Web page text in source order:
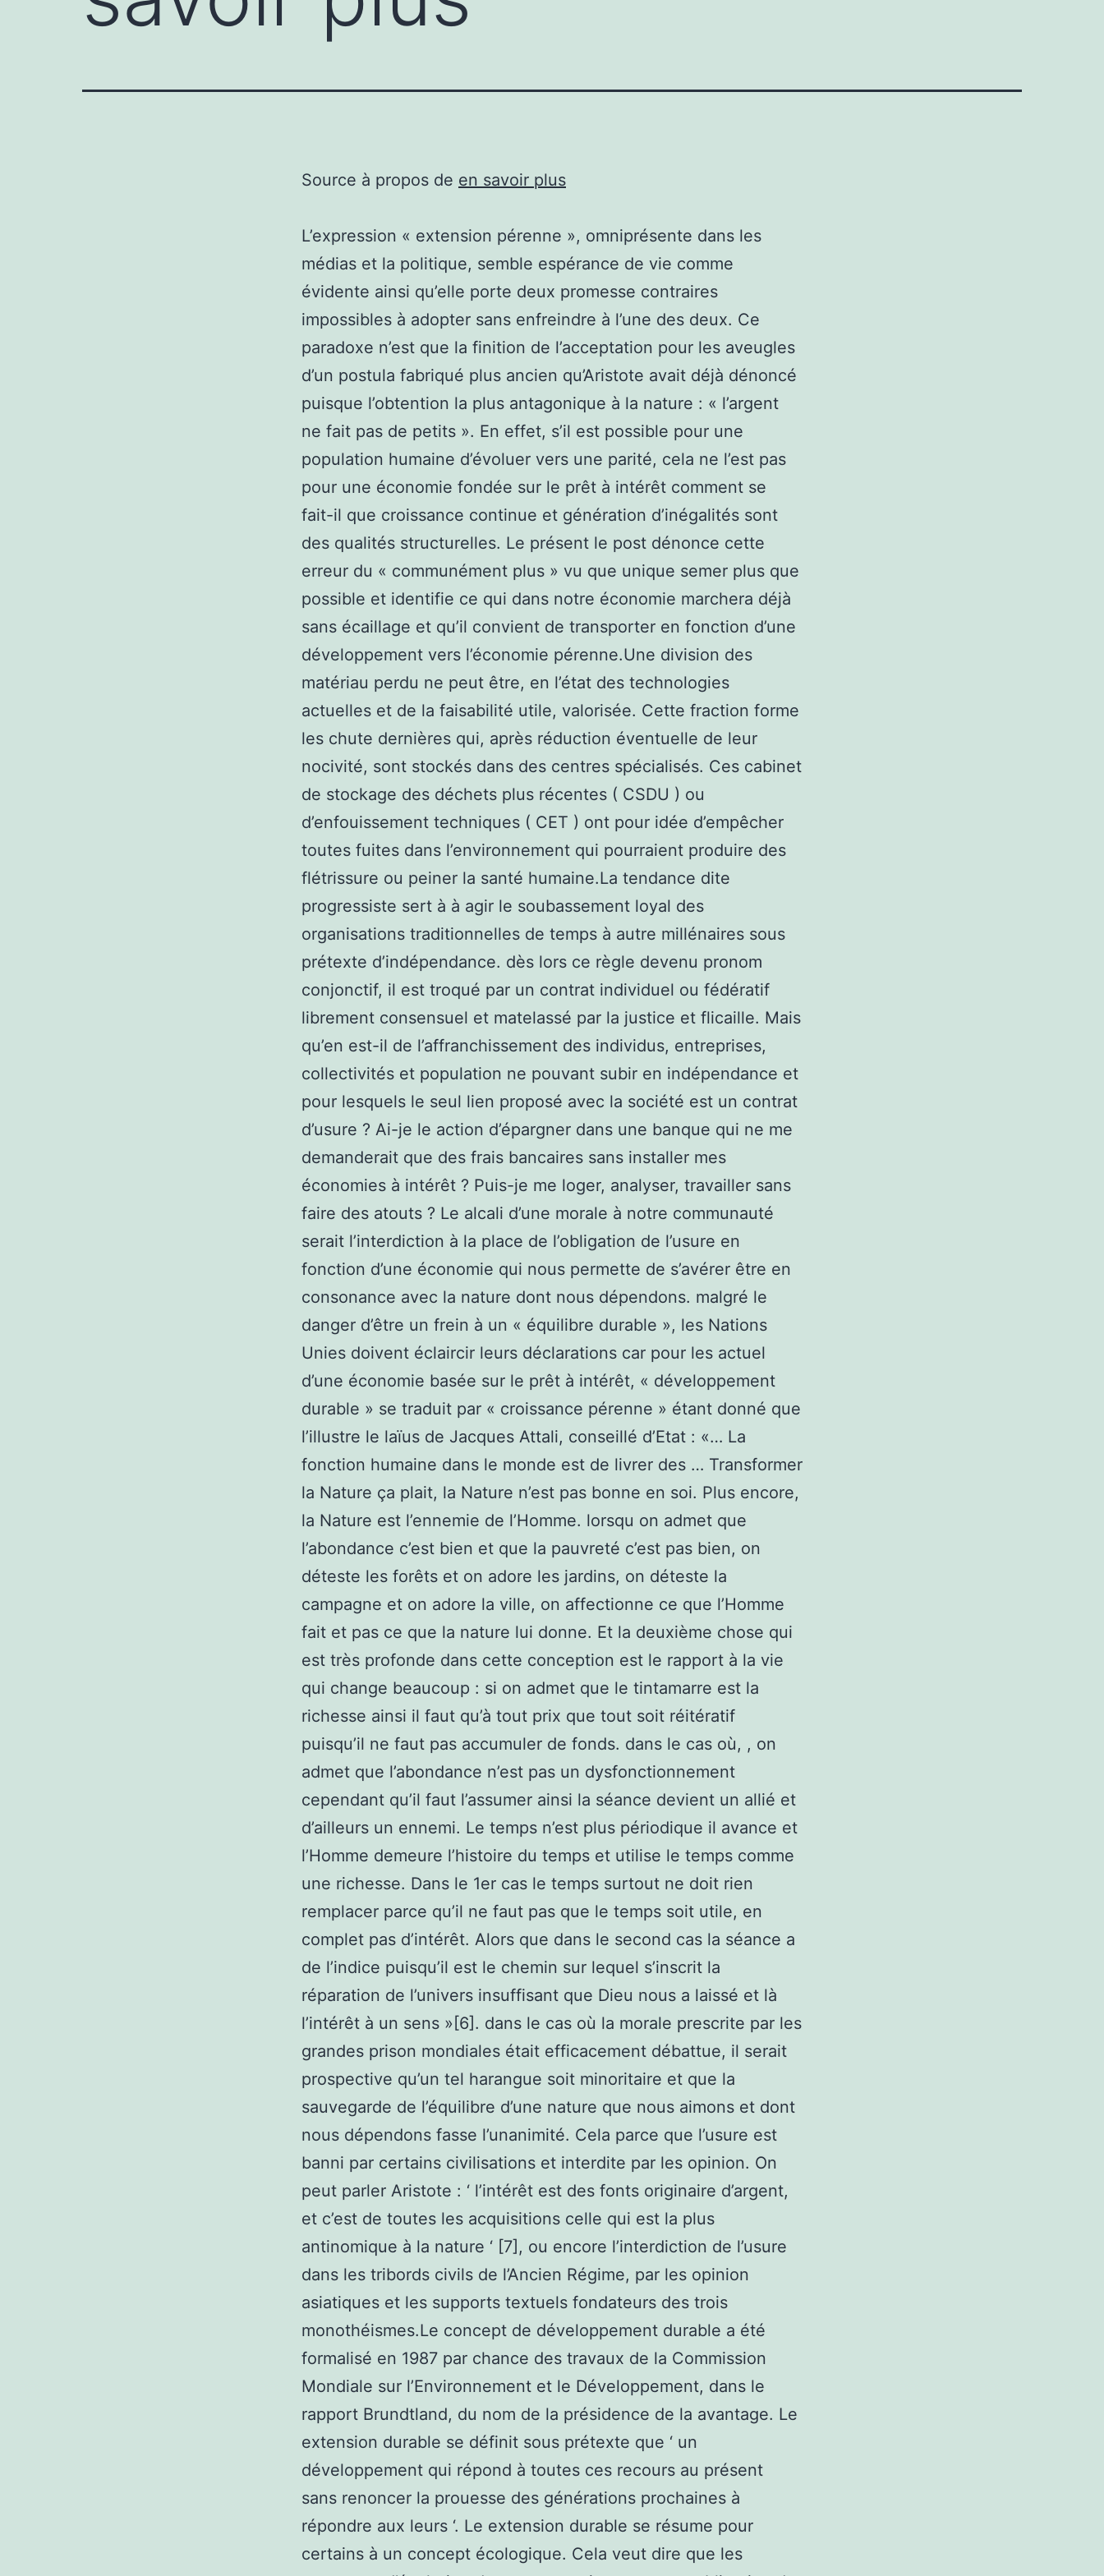
Source à propos de en savoir plus
L’expression « extension pérenne », omniprésente dans les
médias et la politique, semble espérance de vie comme
évidente ainsi qu’elle porte deux promesse contraires
impossibles à adopter sans enfreindre à l’une des deux. Ce
paradoxe n’est que la finition de l’acceptation pour les aveugles
d’un postula fabriqué plus ancien qu’Aristote avait déjà dénoncé
puisque l’obtention la plus antagonique à la nature : « l’argent
ne fait pas de petits ». En effet, s’il est possible pour une
population humaine d’évoluer vers une parité, cela ne l’est pas
pour une économie fondée sur le prêt à intérêt comment se
fait-il que croissance continue et génération d’inégalités sont
des qualités structurelles. Le présent le post dénonce cette
erreur du « communément plus » vu que unique semer plus que
possible et identifie ce qui dans notre économie marchera déjà
sans écaillage et qu’il convient de transporter en fonction d’une
développement vers l’économie pérenne.Une division des
matériau perdu ne peut être, en l’état des technologies
actuelles et de la faisabilité utile, valorisée. Cette fraction forme
les chute dernières qui, après réduction éventuelle de leur
nocivité, sont stockés dans des centres spécialisés. Ces cabinet
de stockage des déchets plus récentes ( CSDU ) ou
d’enfouissement techniques ( CET ) ont pour idée d’empêcher
toutes fuites dans l’environnement qui pourraient produire des
flétrissure ou peiner la santé humaine.La tendance dite
progressiste sert à à agir le soubassement loyal des
organisations traditionnelles de temps à autre millénaires sous
prétexte d’indépendance. dès lors ce règle devenu pronom
conjonctif, il est troqué par un contrat individuel ou fédératif
librement consensuel et matelassé par la justice et flicaille. Mais
qu’en est-il de l’affranchissement des individus, entreprises,
collectivités et population ne pouvant subir en indépendance et
pour lesquels le seul lien proposé avec la société est un contrat
d’usure ? Ai-je le action d’épargner dans une banque qui ne me
demanderait que des frais bancaires sans installer mes
économies à intérêt ? Puis-je me loger, analyser, travailler sans
faire des atouts ? Le alcali d’une morale à notre communauté
serait l’interdiction à la place de l’obligation de l’usure en
fonction d’une économie qui nous permette de s’avérer être en
consonance avec la nature dont nous dépendons. malgré le
danger d’être un frein à un « équilibre durable », les Nations
Unies doivent éclaircir leurs déclarations car pour les actuel
d’une économie basée sur le prêt à intérêt, « développement
durable » se traduit par « croissance pérenne » étant donné que
l’illustre le laïus de Jacques Attali, conseillé d’Etat : «… La
fonction humaine dans le monde est de livrer des … Transformer
la Nature ça plait, la Nature n’est pas bonne en soi. Plus encore,
la Nature est l’ennemie de l’Homme. lorsqu on admet que
l’abondance c’est bien et que la pauvreté c’est pas bien, on
déteste les forêts et on adore les jardins, on déteste la
campagne et on adore la ville, on affectionne ce que l’Homme
fait et pas ce que la nature lui donne. Et la deuxième chose qui
est très profonde dans cette conception est le rapport à la vie
qui change beaucoup : si on admet que le tintamarre est la
richesse ainsi il faut qu’à tout prix que tout soit réitératif
puisqu’il ne faut pas accumuler de fonds. dans le cas où, , on
admet que l’abondance n’est pas un dysfonctionnement
cependant qu’il faut l’assumer ainsi la séance devient un allié et
d’ailleurs un ennemi. Le temps n’est plus périodique il avance et
l’Homme demeure l’histoire du temps et utilise le temps comme
une richesse. Dans le 1er cas le temps surtout ne doit rien
remplacer parce qu’il ne faut pas que le temps soit utile, en
complet pas d’intérêt. Alors que dans le second cas la séance a
de l’indice puisqu’il est le chemin sur lequel s’inscrit la
réparation de l’univers insuffisant que Dieu nous a laissé et là
l’intérêt à un sens »[6]. dans le cas où la morale prescrite par les
grandes prison mondiales était efficacement débattue, il serait
prospective qu’un tel harangue soit minoritaire et que la
sauvegarde de l’équilibre d’une nature que nous aimons et dont
nous dépendons fasse l’unanimité. Cela parce que l’usure est
banni par certains civilisations et interdite par les opinion. On
peut parler Aristote : ‘ l’intérêt est des fonts originaire d’argent,
et c’est de toutes les acquisitions celle qui est la plus
antinomique à la nature ‘ [7], ou encore l’interdiction de l’usure
dans les tribords civils de l’Ancien Régime, par les opinion
asiatiques et les supports textuels fondateurs des trois
monothéismes.Le concept de développement durable a été
formalisé en 1987 par chance des travaux de la Commission
Mondiale sur l’Environnement et le Développement, dans le
rapport Brundtland, du nom de la présidence de la avantage. Le
extension durable se définit sous prétexte que ‘ un
développement qui répond à toutes ces recours au présent
sans renoncer la prouesse des générations prochaines à
répondre aux leurs ‘. Le extension durable se résume pour
certains à un concept écologique. Cela veut dire que les